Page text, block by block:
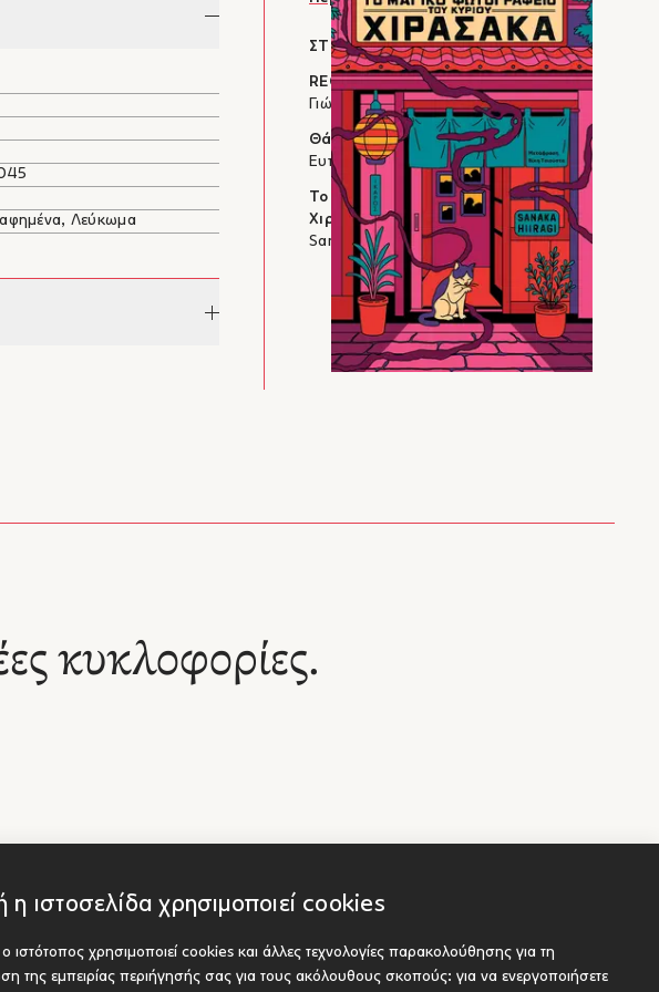
η ιστοσελίδα χρησιμοποιεί cookies
ιστότοπος χρησιμοποιεί cookies και άλλες τεχνολογίες παρακολούθησης για τη
της εμπειρίας περιήγησής σας για τους ακόλουθους σκοπούς:για να ενεργοποιήσετε
Λεύκωμα
ΣΤΗΝ ΙΔΙΑ ΚΑΤΗΓΟΡΙΑ
REC
Γιώργος Σύρμας
Θάλασσα σώσε με
Ευτυχία Γιαννάκη
Το μαγικό φωτογραφείο του κυρίου
Χιρασάκα
Sanaka Hiiragi
κυκλοφορίες.
Για Συγγραφείς
Υποβολή έργου προς έκδοση
Socials